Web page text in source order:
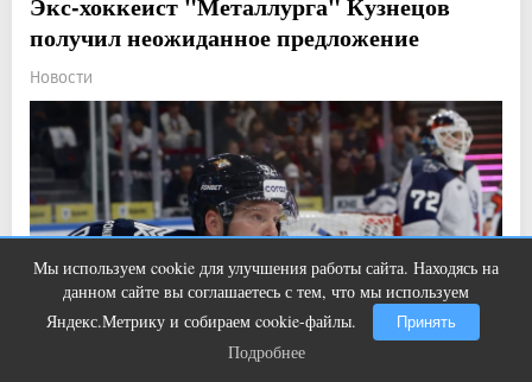
получил неожиданное предложение
Новости
Мы используем cookie для улучшения работы сайта. Находясь на
данном сайте вы соглашаетесь с тем, что мы используем
Яндекс.Метрику и собираем cookie-файлы.
Принять
Подробнее
Лучшая нейросеть для создания
видео
Подробнее